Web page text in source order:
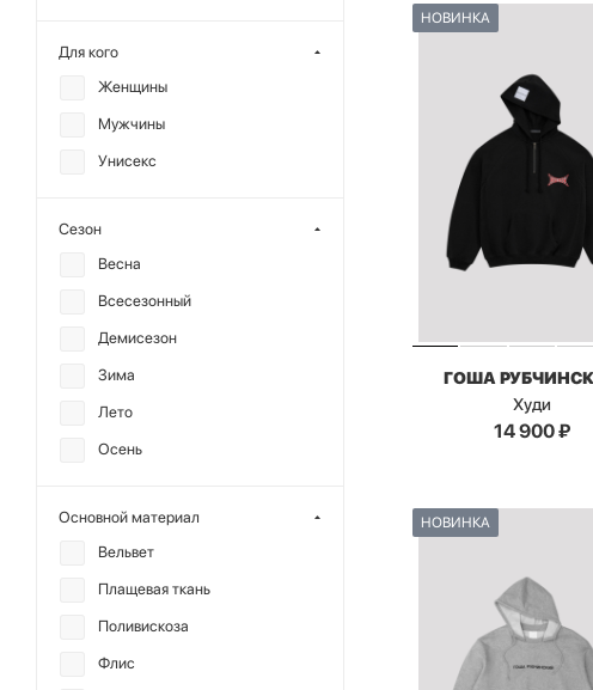
НОВИНКА
ГОША
Худи
14 900₽
НОВИНКА
Для кого
Женщины
Мужчины
Унисекс
Сезон
Весна
Всесезонный
Демисезон
Зима
Лето
Осень
Основной материал
Вельвет
Плащевая ткань
Поливискоза
Флис